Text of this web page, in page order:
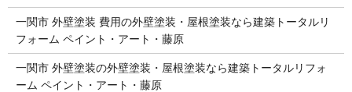
一関市 外壁塗装 費用の外壁塗装・屋根塗装なら建築トータルリ
フォーム ペイント・アート・藤原
一関市 外壁塗装の外壁塗装・屋根塗装なら建築トータルリフォ
ーム ペイント・アート・藤原